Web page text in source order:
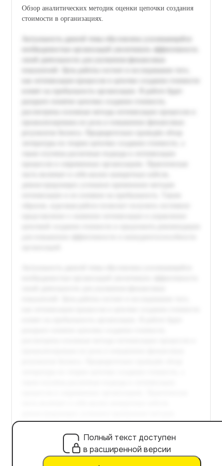
Обзор аналитических методик оценки цепочки создания
стоимости в организациях.
Полный текст доступен
в расширенной версии